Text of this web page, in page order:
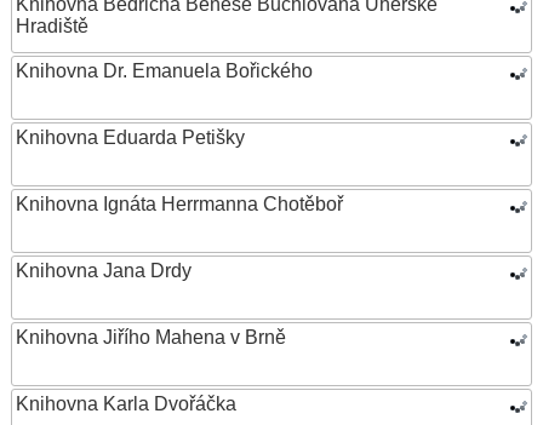
Knihovna Bedřicha Beneše Buchlovana Uherské
Hradiště
Knihovna Dr. Emanuela Bořického
Knihovna Eduarda Petišky
Knihovna Ignáta Herrmanna Chotěboř
Knihovna Jana Drdy
Knihovna Jiřího Mahena v Brně
Knihovna Karla Dvořáčka